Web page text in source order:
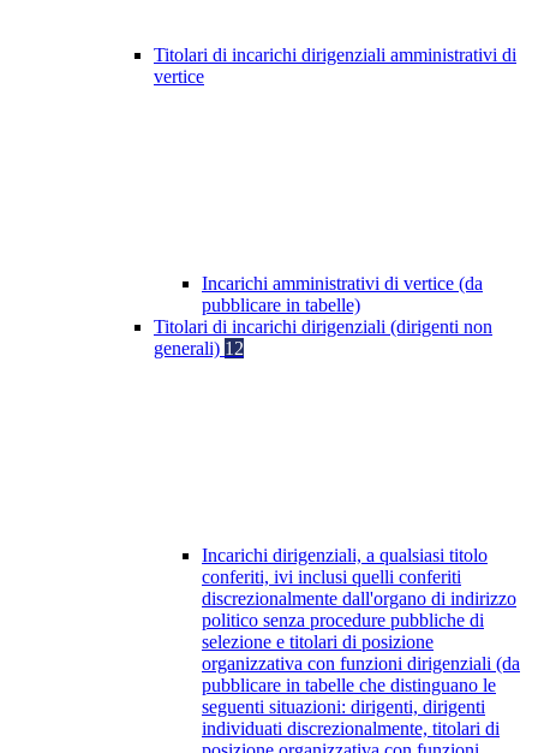
Titolari di incarichi dirigenziali amministrativi di
vertice
Incarichi amministrativi di vertice (da
pubblicare in tabelle)
Titolari di incarichi dirigenziali (dirigenti non
generali) 12
Incarichi dirigenziali, a qualsiasi titolo
conferiti, ivi inclusi quelli conferiti
discrezionalmente dall'organo di indirizzo
politico senza procedure pubbliche di
selezione e titolari di posizione
organizzativa con funzioni dirigenziali (da
pubblicare in tabelle che distinguano le
seguenti situazioni: dirigenti, dirigenti
individuati discrezionalmente, titolari di